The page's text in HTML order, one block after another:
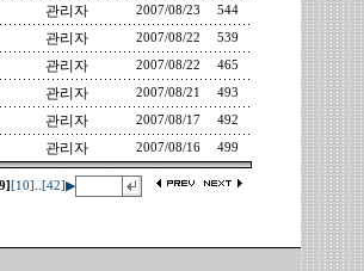
관리자 2007/08/23 544
관리자 2007/08/22 539
관리자 2007/08/22 465
관리자 2007/08/21 493
관리자 2007/08/17 492
관리자 2007/08/16 499
[10] ..[42]▶